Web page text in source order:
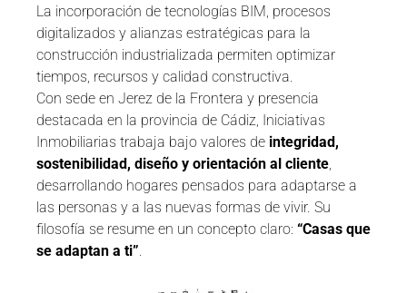
La incorporación de tecnologías BIM, procesos
digitalizados y alianzas estratégicas para la
construcción industrializada permiten optimizar
tiempos, recursos y calidad constructiva.
Con sede en Jerez de la Frontera y presencia
destacada en la provincia de Cádiz, Iniciativas
Inmobiliarias trabaja bajo valores de integridad,
sostenibilidad, diseño y orientación al cliente,
desarrollando hogares pensados para adaptarse a
las personas y a las nuevas formas de vivir. Su
filosofía se resume en un concepto claro: “Casas que
se adaptan a ti”.